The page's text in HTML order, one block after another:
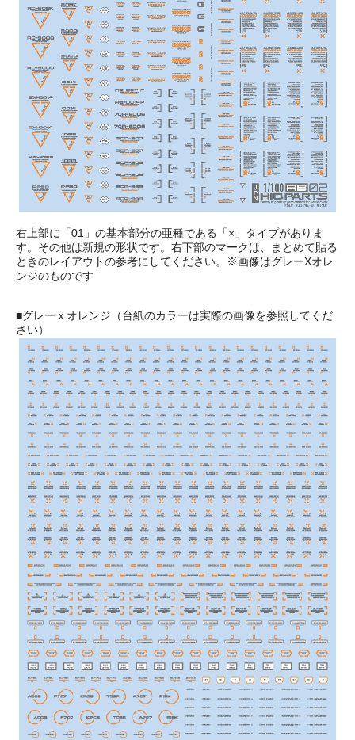
右上部に「01」の基本部分の亜種である「×」タイプがありま
す。その他は新規の形状です。右下部のマークは、まとめて貼る
ときのレイアウトの参考にしてください。※画像はグレーXオレ
ンジのものです
■グレーｘオレンジ（台紙のカラーは実際の画像を参照してくだ
さい）